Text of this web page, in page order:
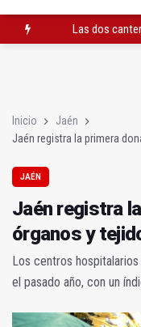
Las dos
Inicio
Jaén
Jaén registra la primera
JAÉN
Jaén registra
órganos y
Los centros
el pasado año, con un